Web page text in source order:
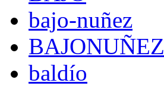
bajo-nuñez
BAJONUÑEZ
baldío